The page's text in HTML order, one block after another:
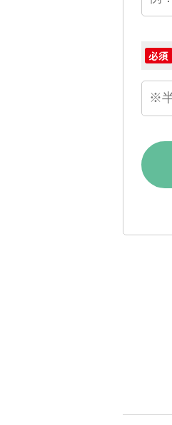
必須